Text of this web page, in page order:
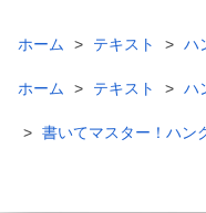
ホーム テキスト ハ
ホーム テキスト ハ
書いてマスター！ハン